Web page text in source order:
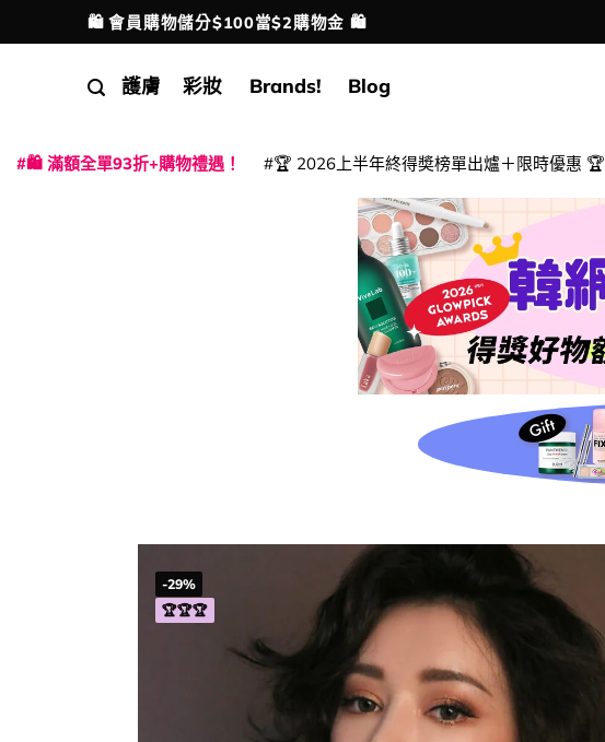
to
配送港澳
🛍️ 會員購物儲分$100當$2購物金 🛍️
護膚 彩妝 Brands! Blog
🛍️ 滿額全單93折+購物禮遇！ 🏆 2026上半年終得奬榜單出爐＋限時優惠 🏆
-29%
🏆🏆🏆